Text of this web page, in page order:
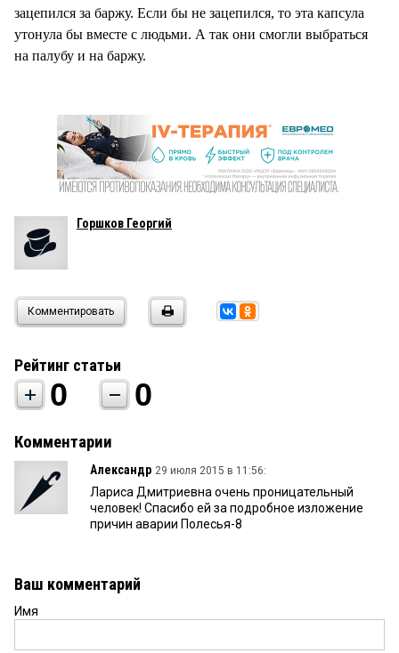
зацепился за баржу. Если бы не зацепился, то эта капсула
утонула бы вместе с людьми. А так они смогли выбраться
на палубу и на баржу.
Горшков Георгий
Комментировать
Рейтинг статьи
0 0
Комментарии
Александр 29 июля 2015 в 11:56:
Лариса Дмитриевна очень проницательный
человек! Спасибо ей за подробное изложение
причин аварии Полесья-8
Ваш комментарий
Имя